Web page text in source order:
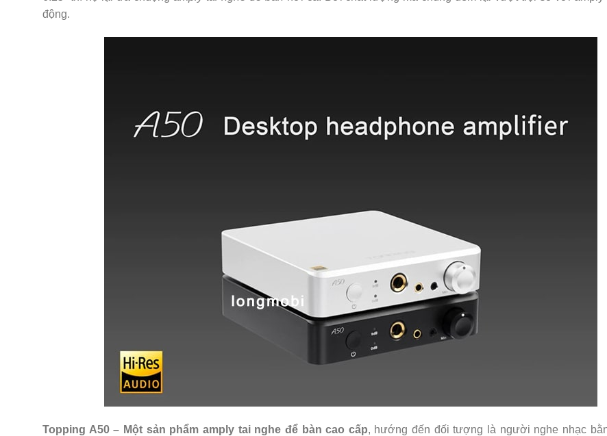
động.
Topping A50 – Một sản phẩm amply tai nghe để bàn cao cấp, hướng đến đối tượng là người nghe nhạc